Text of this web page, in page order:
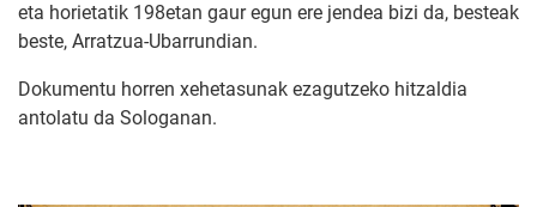
eta horietatik 198etan gaur egun ere jendea bizi da, besteak
beste, Arratzua-Ubarrundian.
Dokumentu horren xehetasunak ezagutzeko hitzaldia
antolatu da Sologanan.